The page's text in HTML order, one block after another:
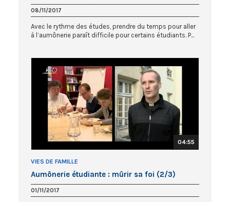
08/11/2017
Avec le rythme des études, prendre du temps pour aller
à l’aumônerie paraît difficile pour certains étudiants. P...
04:55
VIES DE FAMILLE
Aumônerie étudiante : mûrir sa foi (2/3)
01/11/2017